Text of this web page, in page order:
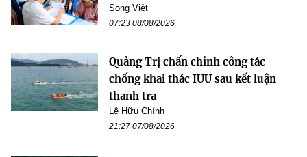
Song Việt
07:23 08/08/2026
Quảng Trị chấn chỉnh công tác
chống khai thác IUU sau kết luận
thanh tra
Lê Hữu Chính
21:27 07/08/2026